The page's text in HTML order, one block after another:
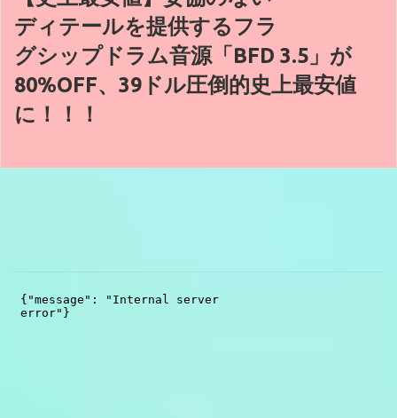
ディテールを提供するフラ
グシップドラム音源「BFD 3.5」が
80%OFF、39ドル圧倒的史上最安値
に！！！